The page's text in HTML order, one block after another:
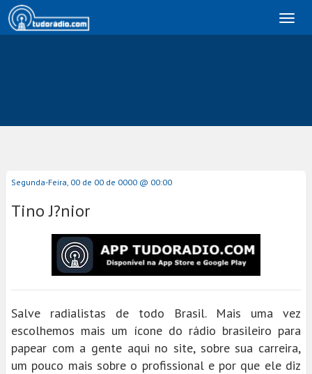
Segunda-Feira, 00 de 00 de 0000 @ 00:00
Tino J?nior
Salve radialistas de todo Brasil. Mais uma vez
escolhemos mais um ícone do rádio brasileiro para
papear com a gente aqui no site, sobre sua carreira,
um pouco mais sobre o profissional e por que ele diz